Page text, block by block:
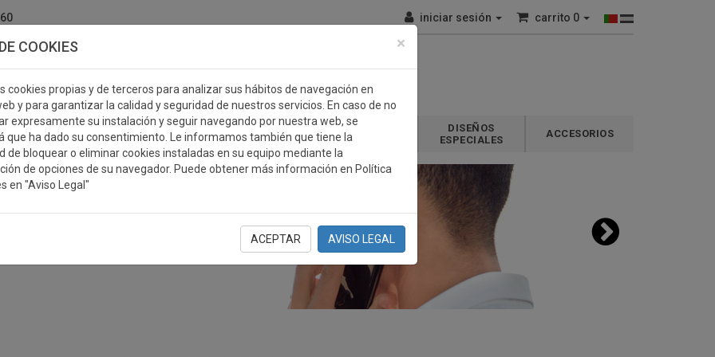
×
COOKIES
cookies propias y de terceros para analizar sus hábitos de navegación en
y para garantizar la calidad y seguridad de nuestros servicios. En caso de no
expresamente su instalación y seguir navegando por nuestra web, se
que ha dado su consentimiento. Le informamos también que tiene la
de bloquear o eliminar cookies instaladas en su equipo mediante la
de opciones de su navegador. Puede obtener más información en Política
en "Aviso Legal"
ACEPTAR AVISO LEGAL
iniciar sesión carrito 0
MEDALLAS PLACAS REGALOS
DISEÑOS
ESPECIALES
ACCESORIOS